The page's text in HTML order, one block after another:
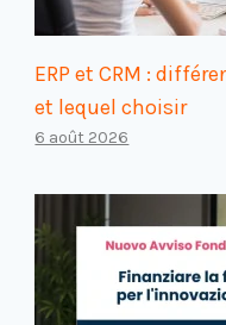
ERP et CRM :
et lequel choisir
6 août 2026